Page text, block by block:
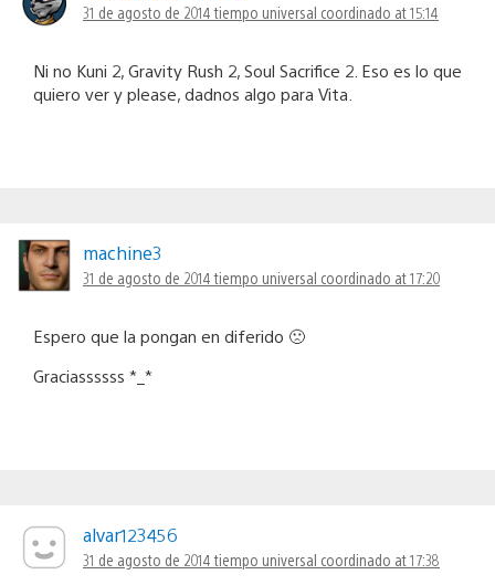
31 de agosto de 2014 tiempo universal coordinado at 15:14
Ni no Kuni 2, Gravity Rush 2, Soul Sacrifice 2. Eso es lo que
quiero ver y please, dadnos algo para Vita.
machine3
31 de agosto de 2014 tiempo universal coordinado at 17:20
Espero que la pongan en diferido 🙁
Graciassssss *_*
alvar123456
31 de agosto de 2014 tiempo universal coordinado at 17:38